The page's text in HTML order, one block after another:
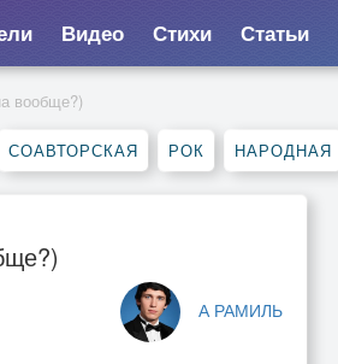
Видео Стихи Статьи
вообще?)
СОАВТОРСКАЯ РОК НАРОДНАЯ
А РАМИЛЬ